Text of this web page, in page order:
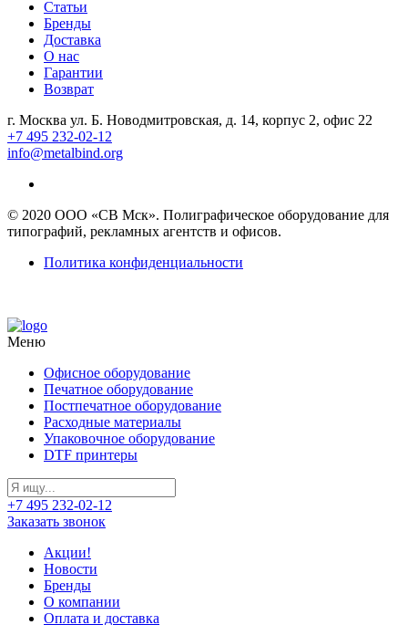
Статьи
Бренды
Доставка
О нас
Гарантии
Возврат
г. Москва ул. Б. Новодмитровская, д. 14, корпус 2, офис 22
+7 495 232-02-12
info@metalbind.org
© 2020 ООО «СВ Мск». Полиграфическое оборудование для
типографий, рекламных агентств и офисов.
Политика конфиденциальности
Меню
Офисное оборудование
Печатное оборудование
Постпечатное оборудование
Расходные материалы
Упаковочное оборудование
DTF принтеры
+7 495 232-02-12
Заказать звонок
Акции!
Новости
Бренды
О компании
Оплата и доставка